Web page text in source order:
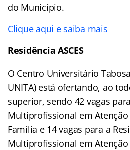
do Município.
Clique aqui e saiba mais
Residência ASCES
O Centro Universitário
UNITA) está ofertando, ao
superior, sendo 42 vagas
Multiprofissional em Atenção
Família e 14 vagas para a
Multiprofissional em Atenção